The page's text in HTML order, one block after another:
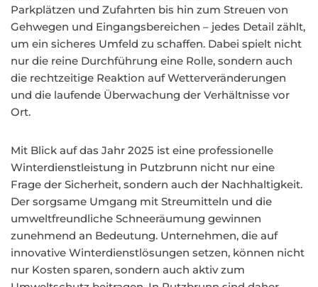
Parkplätzen und Zufahrten bis hin zum Streuen von
Gehwegen und Eingangsbereichen – jedes Detail zählt,
um ein sicheres Umfeld zu schaffen. Dabei spielt nicht
nur die reine Durchführung eine Rolle, sondern auch
die rechtzeitige Reaktion auf Wetterveränderungen
und die laufende Überwachung der Verhältnisse vor
Ort.
Mit Blick auf das Jahr 2025 ist eine professionelle
Winterdienstleistung in Putzbrunn nicht nur eine
Frage der Sicherheit, sondern auch der Nachhaltigkeit.
Der sorgsame Umgang mit Streumitteln und die
umweltfreundliche Schneeräumung gewinnen
zunehmend an Bedeutung. Unternehmen, die auf
innovative Winterdienstlösungen setzen, können nicht
nur Kosten sparen, sondern auch aktiv zum